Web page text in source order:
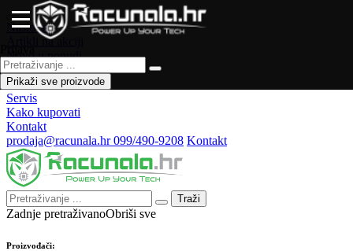
Naslovna
Artikli na akciji
Novo u ponudi
Česta pitanja
Forum
Servis
Kako kupovati
Kontakt
prodaja@racunala.hr099/490-9208 Kontakt
Traži
Zadnje pretraživanoObriši sve
Proizvođači:
Prikaži sve proizvode